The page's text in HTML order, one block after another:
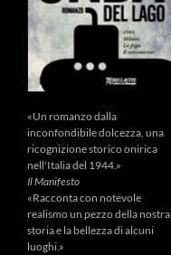
«Un romanzo dalla
inconfondibile dolcezza, una
ricognizione storico onirica
nell'Italia del 1944.»
Il Manifesto
«Racconta con notevole
realismo un pezzo della nostra
storia e la bellezza di alcuni
luoghi.»